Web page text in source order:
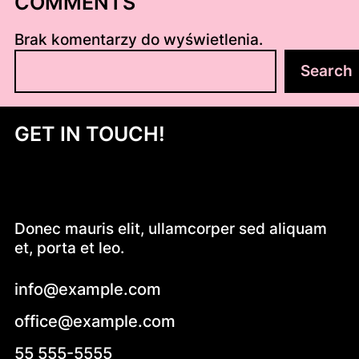
Brak komentarzy do wyświetlenia.
u
a
Search
GET IN TOUCH!
Donec mauris elit, ullamcorper sed aliquam
et, porta et leo.
info@example.com
office@example.com
55 555-5555